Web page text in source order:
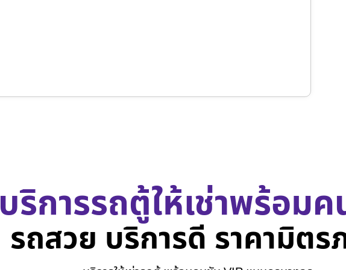
บริการรถตู้ให้เช่าพร้อม
รถสวย บริการดี ราคามิตร